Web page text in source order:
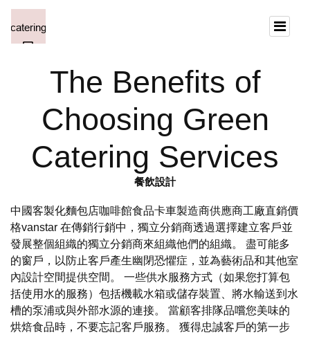
The Benefits of
Choosing Green
Catering Services
餐飲設計
中國客製化麵包店咖啡館食品卡車製造商供應商工廠直銷價
格vanstar 在傳銷行銷中，獨立分銷商透過選擇建立客戶並
發展整個組織的獨立分銷商來組織他們的組織。 盡可能多
的窗戶，以防止客戶產生幽閉恐懼症，並為藝術品和其他室
內設計空間提供空間。 一些供水服務方式（如果您打算包
括使用水的服務）包括機載水箱或儲存裝置、將水輸送到水
槽的泵浦或與外部水源的連接。 當顧客排隊品嚐您美味的
烘焙食品時，不要忘記客戶服務。 獲得忠誠客戶的第一步